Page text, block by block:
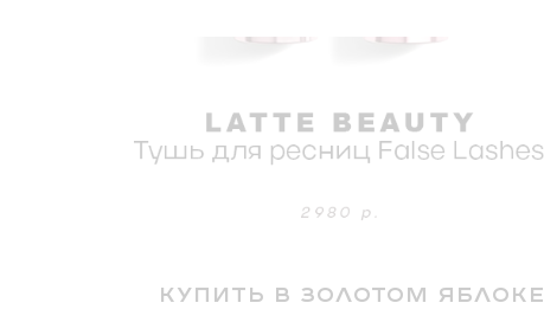
Купить в Золотом Яблоке